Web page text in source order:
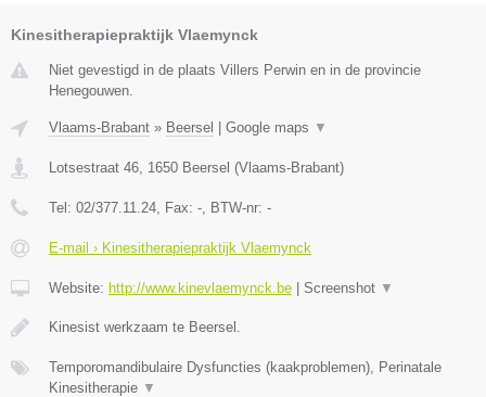
Kinesitherapiepraktijk Vlaemynck
Niet gevestigd in de plaats Villers Perwin en in de provincie
Henegouwen.
Vlaams-Brabant » Beersel | Google maps ▼
Lotsestraat 46 1650 Beersel (Vlaams-Brabant)
Tel: 02/377.11.24 , Fax: - , BTW-nr: -
E-mail › Kinesitherapiepraktijk Vlaemynck
Website: http://www.kinevlaemynck.be | Screenshot ▼
Kinesist werkzaam te Beersel.
Temporomandibulaire Dysfuncties (kaakproblemen), Perinatale
Kinesitherapie ▼